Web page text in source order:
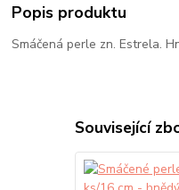
Popis produktu
Smáčená perle zn. Estrela.
Související